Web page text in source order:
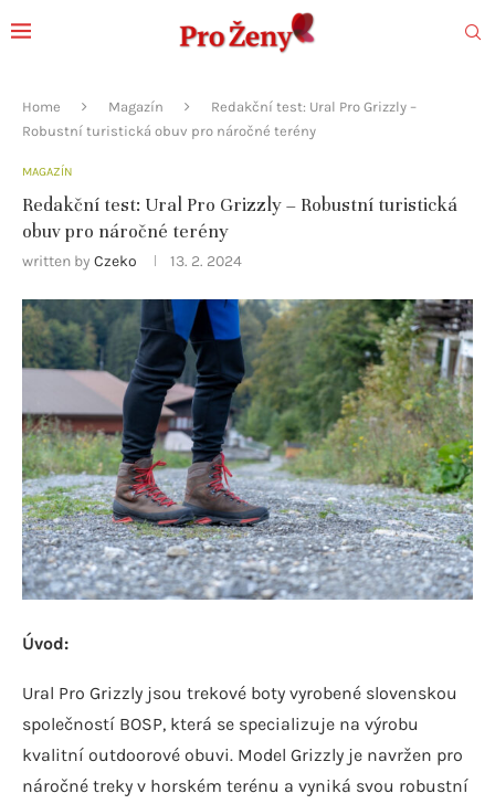
Home Magazín
Redakční test: Ural Pro Grizzly –
Robustní turistická obuv pro náročné terény
MAGAZÍN
Redakční test: Ural Pro Grizzly – Robustní turistická
obuv pro náročné terény
written by Czeko 13. 2. 2024
Úvod:
Ural Pro Grizzly jsou trekové boty vyrobené slovenskou
společností BOSP, která se specializuje na výrobu
kvalitní outdoorové obuvi. Model Grizzly je navržen pro
náročné treky v horském terénu a vyniká svou robustní